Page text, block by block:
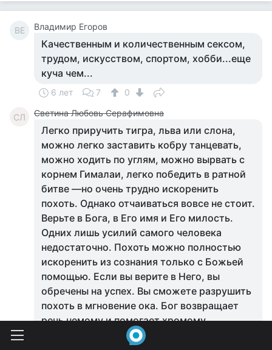
ВЕ Владимир Егоров
Качественным и количественным сексом,
трудом, искусством, спортом, хобби...еще
куча чем...
6 лет 7 0
СЛ Светина Любовь Серафимовна
Легко приручить тигра, льва или слона,
можно легко заставить кобру танцевать,
можно ходить по углям, можно вырвать с
корнем Гималаи, легко победить в ратной
битве —но очень трудно искоренить
похоть. Однако отчаиваться вовсе не стоит.
Верьте в Бога, в Его имя и Его милость.
Одних лишь усилий самого человека
недостаточно. Похоть можно полностью
искоренить из сознания только с Божьей
помощью. Если вы верите в Него, вы
обречены на успех. Вы сможете разрушить
похоть в мгновение ока. Бог возвращает
речь немому и помогает хромому
взобраться на крутой склон. Нужна лишь